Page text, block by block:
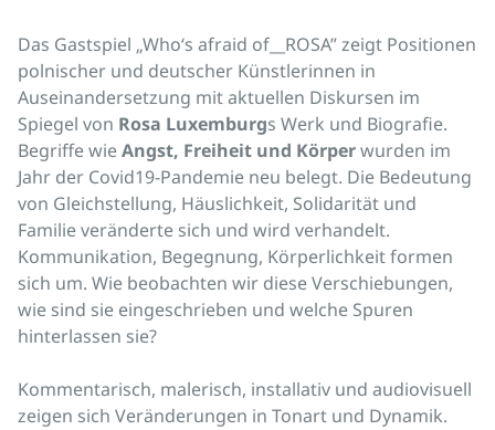
Das Gastspiel „Who‘s afraid of__ROSA” zeigt Positionen
polnischer und deutscher Künstlerinnen in
Auseinandersetzung mit aktuellen Diskursen im
Spiegel von Rosa Luxemburgs Werk und Biografie.
Begriffe wieAngst, Freiheit und Körperwurden im
Jahr der Covid19-Pandemie neu belegt. Die Bedeutung
von Gleichstellung, Häuslichkeit, Solidarität und
Familie veränderte sich und wird verhandelt.
Kommunikation, Begegnung, Körperlichkeit formen
sich um. Wie beobachten wir diese Verschiebungen,
wie sind sie eingeschrieben und welche Spuren
hinterlassen sie?
Kommentarisch, malerisch, installativ und audiovisuell
zeigen sich Veränderungen in Tonart und Dynamik.